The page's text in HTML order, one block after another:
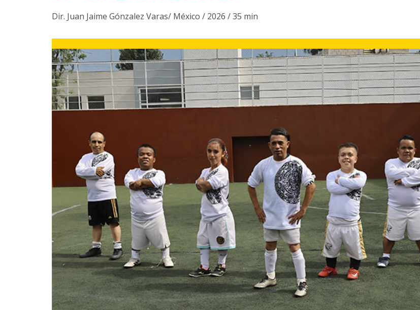
Dir. Juan Jaime Gónzalez Varas/ México / 2026 / 35 min